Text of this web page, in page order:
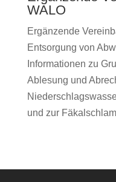
WALO
Ergänzende
Entsorgung von
Informationen zu
Ablesung und
und zur